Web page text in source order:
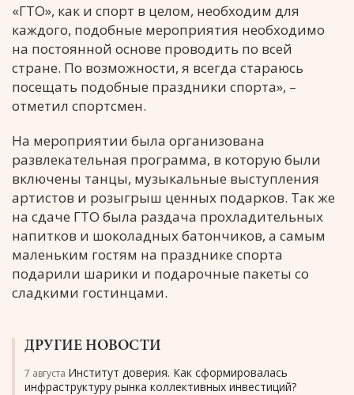
«ГТО», как и спорт в целом, необходим для
каждого, подобные мероприятия необходимо
на постоянной основе проводить по всей
стране. По возможности, я всегда стараюсь
посещать подобные праздники спорта», –
отметил спортсмен.
На мероприятии была организована
развлекательная программа, в которую были
включены танцы, музыкальные выступления
артистов и розыгрыш ценных подарков. Так же
на сдаче ГТО была раздача прохладительных
напитков и шоколадных батончиков, а самым
маленьким гостям на празднике спорта
подарили шарики и подарочные пакеты со
сладкими гостинцами.
ДРУГИЕ НОВОСТИ
7 августа Институт доверия. Как сформировалась
инфраструктуру рынка коллективных инвестиций?